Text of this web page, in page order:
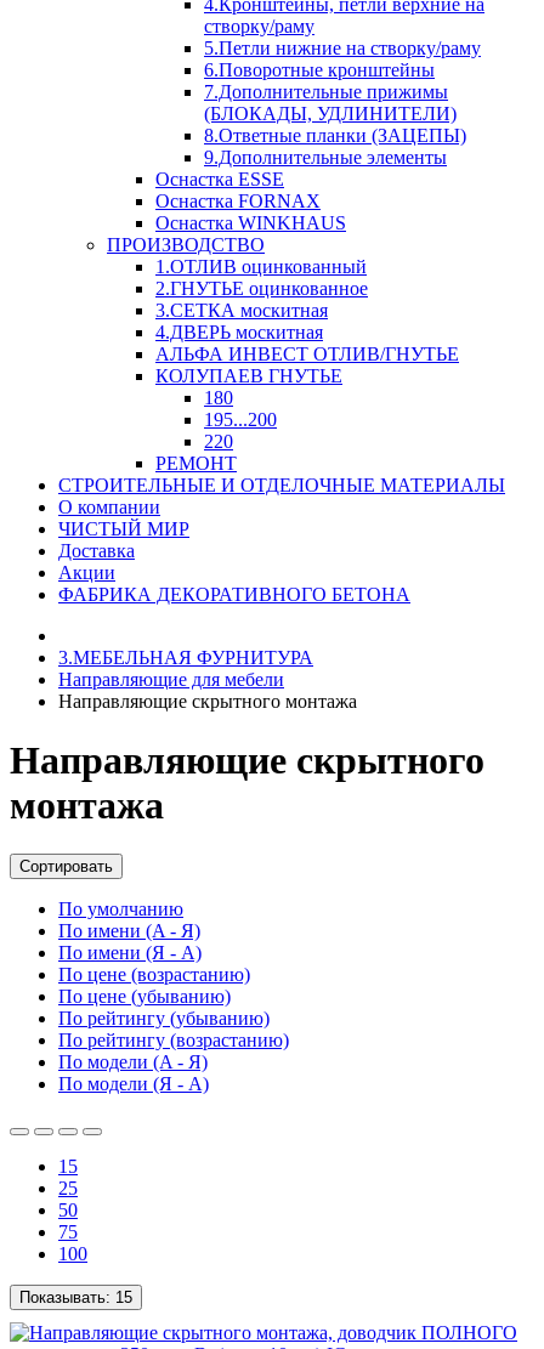
створку/раму
5.Петли нижние на створку/раму
6.Поворотные кронштейны
7.Дополнительные прижимы
(БЛОКАДЫ, УДЛИНИТЕЛИ)
8.Ответные планки (ЗАЦЕПЫ)
9.Дополнительные элементы
Оснастка ESSE
Оснастка FORNAX
Оснастка WINKHAUS
ПРОИЗВОДСТВО
1.ОТЛИВ оцинкованный
2.ГНУТЬЕ оцинкованное
3.СЕТКА москитная
4.ДВЕРЬ москитная
АЛЬФА ИНВЕСТ ОТЛИВ/ГНУТЬЕ
КОЛУПАЕВ ГНУТЬЕ
180
195...200
220
РЕМОНТ
СТРОИТЕЛЬНЫЕ И ОТДЕЛОЧНЫЕ МАТЕРИАЛЫ
О компании
ЧИСТЫЙ МИР
Доставка
Акции
ФАБРИКА ДЕКОРАТИВНОГО БЕТОНА
3.МЕБЕЛЬНАЯ ФУРНИТУРА
Направляющие для мебели
Направляющие скрытного монтажа
Направляющие скрытного
монтажа
Сортировать
По умолчанию
По имени (A - Я)
По имени (Я - A)
По цене (возрастанию)
По цене (убыванию)
По рейтингу (убыванию)
По рейтингу (возрастанию)
По модели (A - Я)
По модели (Я - A)
15
25
50
75
100
Показывать: 15